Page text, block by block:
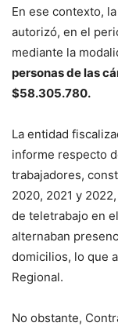
En ese contexto,
autorizó, en el
mediante la
personas de las
$58.305.780.
La entidad
informe respecto
trabajadores,
2020, 2021 y
de teletrabajo en
alternaban
domicilios, lo que
Regional.
No obstante,